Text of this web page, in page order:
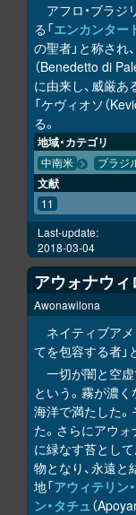
アフロ・ブラジ
る「エンカンター
の聖者」と称され
（Benedetto di
に由来し、威厳あ
「ケヴィオソ（
る。
地域・カテゴリ
中南米 ブラジ
文献
11
Last-update:
2018-03-04
アウォナウィ
Awonawilona
ネイティブアメ
てを包容する者」
一切が闇と空
という。霧が濃
海洋で満たした
た。さらにアウ
に緑なす苔とし
物となり、永遠
地「アウィテリン
ン・タチュ（